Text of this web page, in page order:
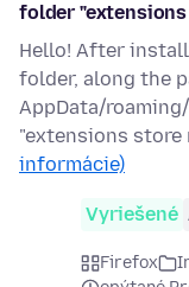
folder
Hello! After
folder, along the
AppData/
"extensions store
informácie)
Vyriešené
Firefox